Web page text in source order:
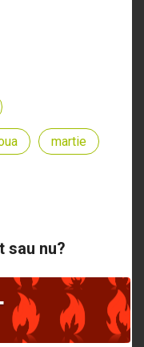
martie
sau nu?